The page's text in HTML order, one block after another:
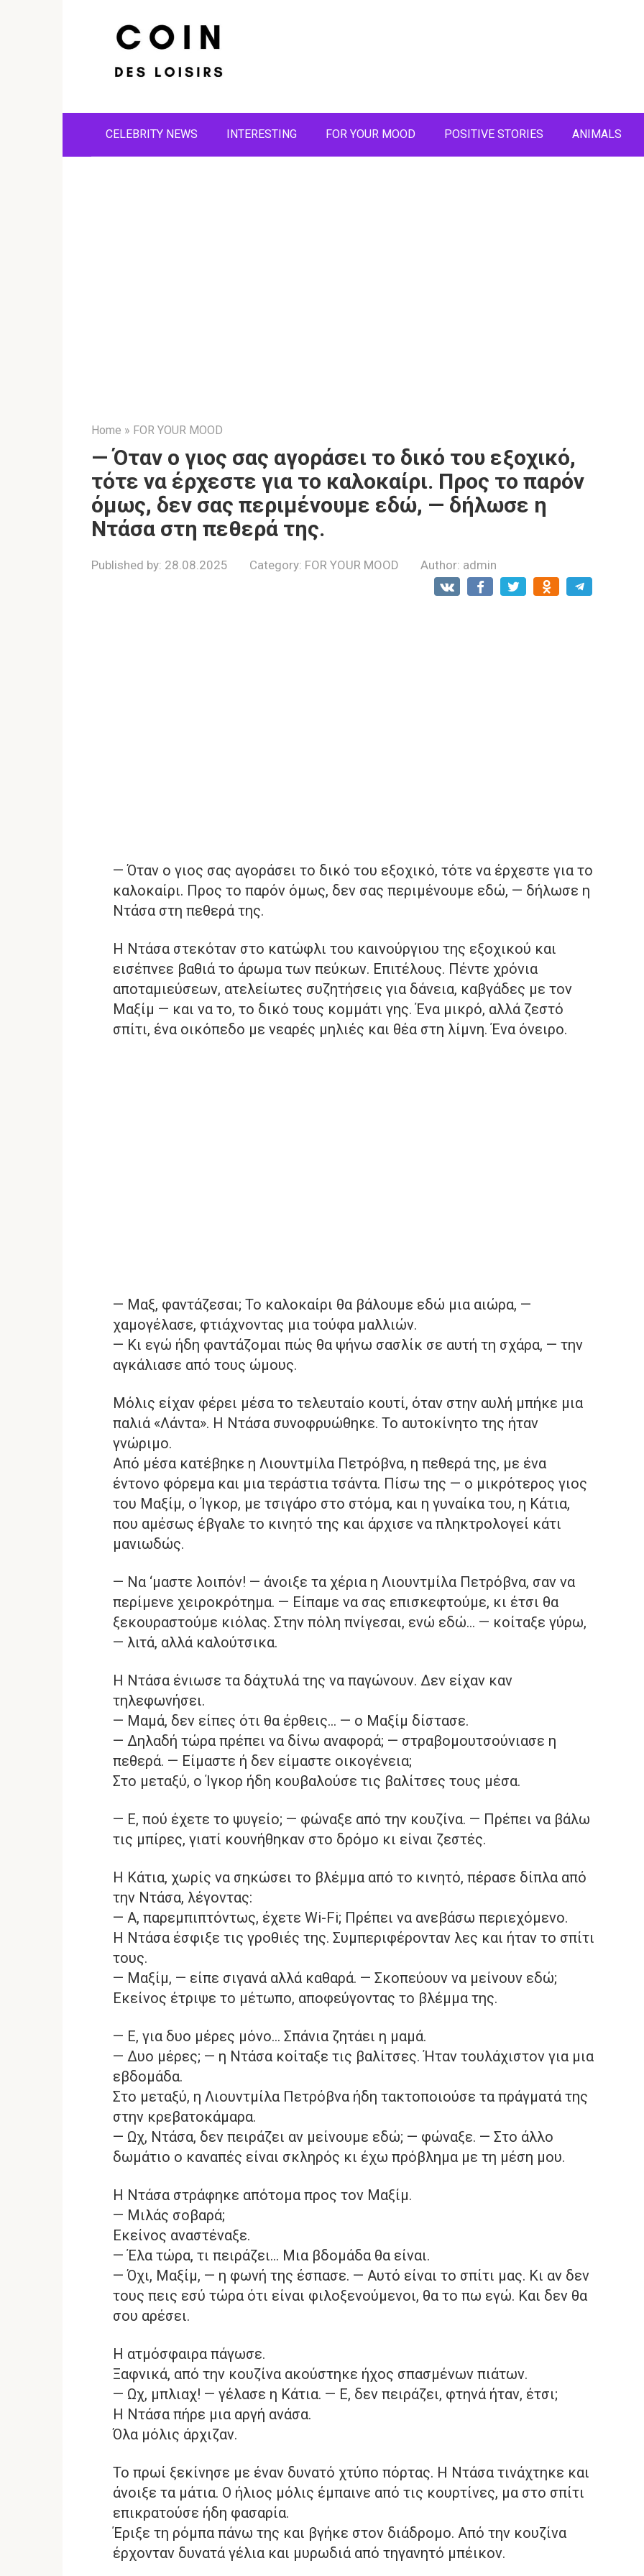
CELEBRITY NEWS INTERESTING FOR YOUR MOOD POSITIVE STORIES ANIMALS
Home » FOR YOUR MOOD
— Όταν ο γιος σας αγοράσει το δικό του εξοχικό,
τότε να έρχεστε για το καλοκαίρι. Προς το παρόν
όμως, δεν σας περιμένουμε εδώ, — δήλωσε η
Ντάσα στη πεθερά της.
Published by: 28.08.2025 Category: FOR YOUR MOOD Author: admin
— Όταν ο γιος σας αγοράσει το δικό του εξοχικό, τότε να έρχεστε για το
καλοκαίρι. Προς το παρόν όμως, δεν σας περιμένουμε εδώ, — δήλωσε η
Ντάσα στη πεθερά της.
Η Ντάσα στεκόταν στο κατώφλι του καινούργιου της εξοχικού και
εισέπνεε βαθιά το άρωμα των πεύκων. Επιτέλους. Πέντε χρόνια
αποταμιεύσεων, ατελείωτες συζητήσεις για δάνεια, καβγάδες με τον
Μαξίμ — και να το, το δικό τους κομμάτι γης. Ένα μικρό, αλλά ζεστό
σπίτι, ένα οικόπεδο με νεαρές μηλιές και θέα στη λίμνη. Ένα όνειρο.
— Μαξ, φαντάζεσαι; Το καλοκαίρι θα βάλουμε εδώ μια αιώρα, —
χαμογέλασε, φτιάχνοντας μια τούφα μαλλιών.
— Κι εγώ ήδη φαντάζομαι πώς θα ψήνω σασλίκ σε αυτή τη σχάρα, — την
αγκάλιασε από τους ώμους.
Μόλις είχαν φέρει μέσα το τελευταίο κουτί, όταν στην αυλή μπήκε μια
παλιά «Λάντα». Η Ντάσα συνοφρυώθηκε. Το αυτοκίνητο της ήταν
γνώριμο.
Από μέσα κατέβηκε η Λιουντμίλα Πετρόβνα, η πεθερά της, με ένα
έντονο φόρεμα και μια τεράστια τσάντα. Πίσω της — ο μικρότερος γιος
του Μαξίμ, ο Ίγκορ, με τσιγάρο στο στόμα, και η γυναίκα του, η Κάτια,
που αμέσως έβγαλε το κινητό της και άρχισε να πληκτρολογεί κάτι
μανιωδώς.
— Να ‘μαστε λοιπόν! — άνοιξε τα χέρια η Λιουντμίλα Πετρόβνα, σαν να
περίμενε χειροκρότημα. — Είπαμε να σας επισκεφτούμε, κι έτσι θα
ξεκουραστούμε κιόλας. Στην πόλη πνίγεσαι, ενώ εδώ… — κοίταξε γύρω,
— λιτά, αλλά καλούτσικα.
Η Ντάσα ένιωσε τα δάχτυλά της να παγώνουν. Δεν είχαν καν
τηλεφωνήσει.
— Μαμά, δεν είπες ότι θα έρθεις… — ο Μαξίμ δίστασε.
— Δηλαδή τώρα πρέπει να δίνω αναφορά; — στραβομουτσούνιασε η
πεθερά. — Είμαστε ή δεν είμαστε οικογένεια;
Στο μεταξύ, ο Ίγκορ ήδη κουβαλούσε τις βαλίτσες τους μέσα.
— Ε, πού έχετε το ψυγείο; — φώναξε από την κουζίνα. — Πρέπει να βάλω
τις μπίρες, γιατί κουνήθηκαν στο δρόμο κι είναι ζεστές.
Η Κάτια, χωρίς να σηκώσει το βλέμμα από το κινητό, πέρασε δίπλα από
την Ντάσα, λέγοντας:
— Α, παρεμπιπτόντως, έχετε Wi-Fi; Πρέπει να ανεβάσω περιεχόμενο.
Η Ντάσα έσφιξε τις γροθιές της. Συμπεριφέρονταν λες και ήταν το σπίτι
τους.
— Μαξίμ, — είπε σιγανά αλλά καθαρά. — Σκοπεύουν να μείνουν εδώ;
Εκείνος έτριψε το μέτωπο, αποφεύγοντας το βλέμμα της.
— Ε, για δυο μέρες μόνο… Σπάνια ζητάει η μαμά.
— Δυο μέρες; — η Ντάσα κοίταξε τις βαλίτσες. Ήταν τουλάχιστον για μια
εβδομάδα.
Στο μεταξύ, η Λιουντμίλα Πετρόβνα ήδη τακτοποιούσε τα πράγματά της
στην κρεβατοκάμαρα.
— Ωχ, Ντάσα, δεν πειράζει αν μείνουμε εδώ; — φώναξε. — Στο άλλο
δωμάτιο ο καναπές είναι σκληρός κι έχω πρόβλημα με τη μέση μου.
Η Ντάσα στράφηκε απότομα προς τον Μαξίμ.
— Μιλάς σοβαρά;
Εκείνος αναστέναξε.
— Έλα τώρα, τι πειράζει… Μια βδομάδα θα είναι.
— Όχι, Μαξίμ, — η φωνή της έσπασε. — Αυτό είναι το σπίτι μας. Κι αν δεν
τους πεις εσύ τώρα ότι είναι φιλοξενούμενοι, θα το πω εγώ. Και δεν θα
σου αρέσει.
Η ατμόσφαιρα πάγωσε.
Ξαφνικά, από την κουζίνα ακούστηκε ήχος σπασμένων πιάτων.
— Ωχ, μπλιαχ! — γέλασε η Κάτια. — Ε, δεν πειράζει, φτηνά ήταν, έτσι;
Η Ντάσα πήρε μια αργή ανάσα.
Όλα μόλις άρχιζαν.
Το πρωί ξεκίνησε με έναν δυνατό χτύπο πόρτας. Η Ντάσα τινάχτηκε και
άνοιξε τα μάτια. Ο ήλιος μόλις έμπαινε από τις κουρτίνες, μα στο σπίτι
επικρατούσε ήδη φασαρία.
Έριξε τη ρόμπα πάνω της και βγήκε στον διάδρομο. Από την κουζίνα
έρχονταν δυνατά γέλια και μυρωδιά από τηγανητό μπέικον.